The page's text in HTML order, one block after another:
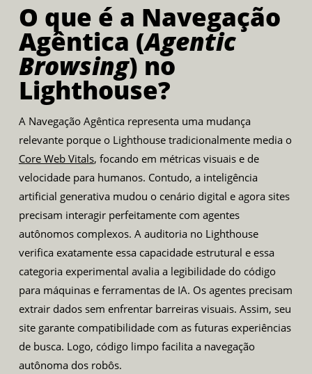
O que é a Navegação
Agêntica (Agentic
Browsing) no
Lighthouse?
A Navegação Agêntica representa uma mudança
relevante porque o Lighthouse tradicionalmente media o
Core Web Vitals, focando em métricas visuais e de
velocidade para humanos. Contudo, a inteligência
artificial generativa mudou o cenário digital e agora sites
precisam interagir perfeitamente com agentes
autônomos complexos. A auditoria no Lighthouse
verifica exatamente essa capacidade estrutural e essa
categoria experimental avalia a legibilidade do código
para máquinas e ferramentas de IA. Os agentes precisam
extrair dados sem enfrentar barreiras visuais. Assim, seu
site garante compatibilidade com as futuras experiências
de busca. Logo, código limpo facilita a navegação
autônoma dos robôs.